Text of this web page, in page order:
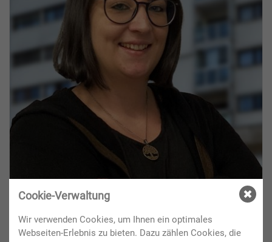
Cookie-Verwaltung
Wir verwenden Cookies, um Ihnen ein optimales
Webseiten-Erlebnis zu bieten. Dazu zählen Cookies, die